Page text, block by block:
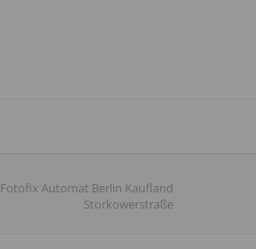
Fotofix Automat Berlin Kaufland
Storkowerstraße